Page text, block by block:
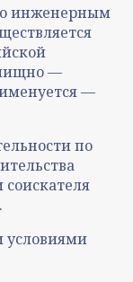
инженерным
—
—
по
соискателя
условиями